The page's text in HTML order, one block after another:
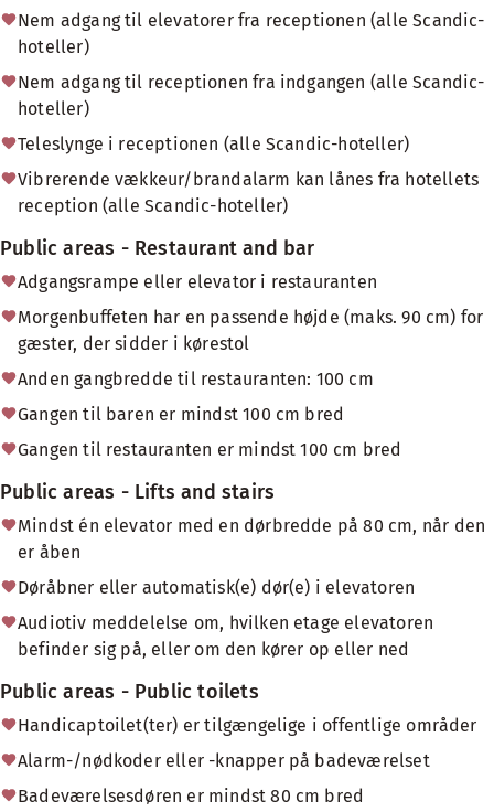
Nem adgang til elevatorer fra receptionen (alle Scandic-
hoteller)
Nem adgang til receptionen fra indgangen (alle Scandic-
hoteller)
Teleslynge i receptionen (alle Scandic-hoteller)
Vibrerende vækkeur/brandalarm kan lånes fra hotellets
reception (alle Scandic-hoteller)
Public areas - Restaurant and bar
Adgangsrampe eller elevator i restauranten
Morgenbuffeten har en passende højde (maks. 90 cm) for
gæster, der sidder i kørestol
Anden gangbredde til restauranten: 100 cm
Gangen til baren er mindst 100 cm bred
Gangen til restauranten er mindst 100 cm bred
Public areas - Lifts and stairs
Mindst én elevator med en dørbredde på 80 cm, når den
er åben
Døråbner eller automatisk(e) dør(e) i elevatoren
Audiotiv meddelelse om, hvilken etage elevatoren
befinder sig på, eller om den kører op eller ned
Public areas - Public toilets
Handicaptoilet(ter) er tilgængelige i offentlige områder
Alarm-/nødkoder eller -knapper på badeværelset
Badeværelsesdøren er mindst 80 cm bred